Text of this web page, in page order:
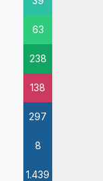
63
238
138
297
8
1.439